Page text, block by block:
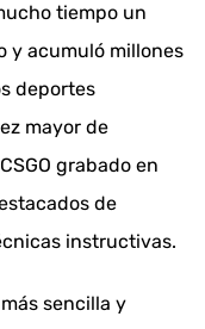
tiempo un
y acumuló millones
deportes
mayor de
grabado en
de
instructivas.
sencilla y